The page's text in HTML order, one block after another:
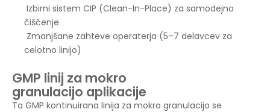
Izbirni sistem CIP (Clean-In-Place) za samodejno
čiščenje
Zmanjšane zahteve operaterja (5–7 delavcev za
celotno linijo)
GMP linij za mokro
granulacijo aplikacije
Ta GMP kontinuirana linija za mokro granulacijo se